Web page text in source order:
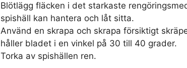
Blötlägg fläcken i det starkaste
spishäll kan hantera och låt sitta.
Använd en skrapa och skrapa försiktigt
håller bladet i en vinkel på 30 till 40 grader.
Torka av spishällen ren.